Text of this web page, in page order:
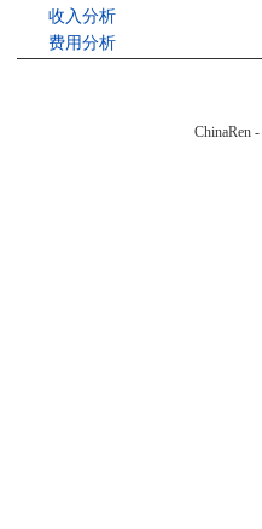
收入分析
费用分析
ChinaRen -